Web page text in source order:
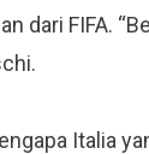
dari FIFA.
Italia